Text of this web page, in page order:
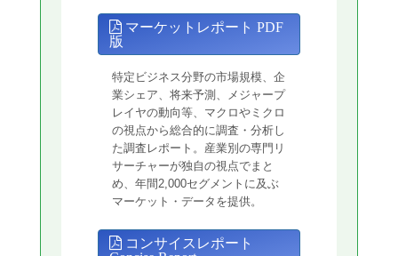
マーケットレポート PDF
版
特定ビジネス分野の市場規模、企
業シェア、将来予測、メジャープ
レイヤの動向等、マクロやミクロ
の視点から総合的に調査・分析し
た調査レポート。産業別の専門リ
サーチャーが独自の視点でまと
め、年間2,000セグメントに及ぶ
マーケット・データを提供。
コンサイスレポート